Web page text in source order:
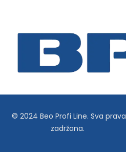
© 2024 Beo Profi Line. Sva prava
zadržana.